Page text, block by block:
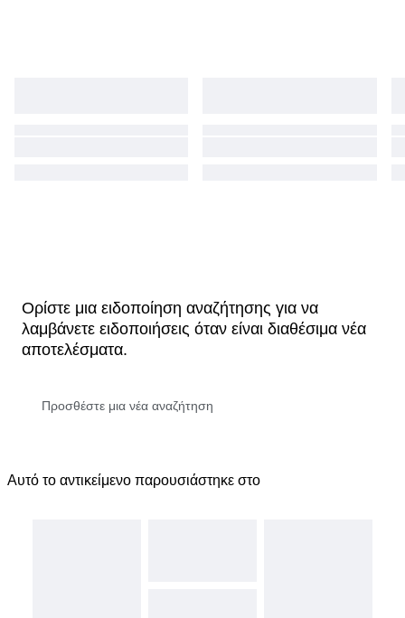
Ορίστε μια ειδοποίηση αναζήτησης για να
λαμβάνετε ειδοποιήσεις όταν είναι διαθέσιμα νέα
αποτελέσματα.
Αυτό το αντικείμενο παρουσιάστηκε στο